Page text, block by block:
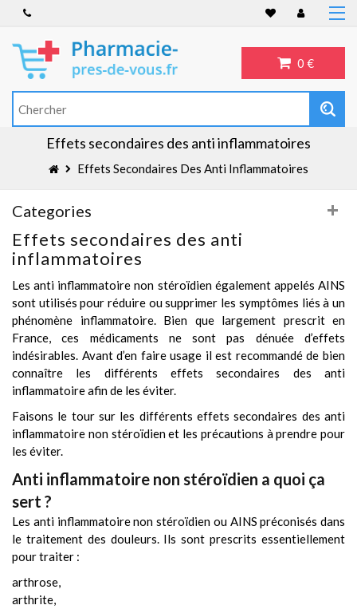
0 €
Accueil
Anti-inflammatoire
Troubles de l'érection
Antidépresseurs
Effets secondaires des anti inflammatoires
Effets Secondaires Des Anti Inflammatoires
Categories
Effets secondaires des anti
inflammatoires
Les anti inflammatoire non stéroïdien également appelés AINS
sont utilisés pour réduire ou supprimer les symptômes liés à un
phénomène inflammatoire. Bien que largement prescrit en
France, ces médicaments ne sont pas dénuée d’effets
indésirables. Avant d’en faire usage il est recommandé de bien
connaître les différents effets secondaires des anti
inflammatoire afin de les éviter.
Faisons le tour sur les différents effets secondaires des anti
inflammatoire non stéroïdien et les précautions à prendre pour
les éviter.
Anti inflammatoire non stéroïdien a quoi ça
sert ?
Les anti inflammatoire non stéroïdien ou AINS préconisés dans
le traitement des douleurs. Ils sont prescrits essentiellement
pour traiter :
arthrose,
arthrite,